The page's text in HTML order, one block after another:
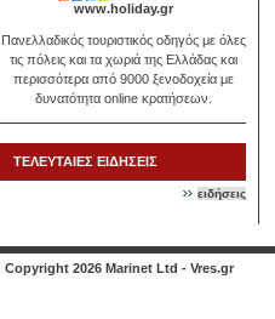
www.holiday.gr
Πανελλαδικός τουριστικός οδηγός με όλες
τις πόλεις και τα χωριά της Ελλάδας και
περισσότερα από 9000 ξενοδοχεία με
δυνατότητα online κρατήσεων.
ΤΕΛΕΥΤΑΙΕΣ ΕΙΔΗΣΕΙΣ
ειδήσεις
Copyright 2026 Marinet Ltd - Vres.gr